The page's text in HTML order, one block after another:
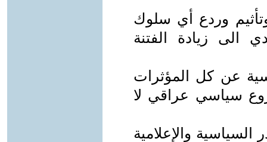
وردع أي سلوك
زيادة الفتنة
عن كل المؤثرات
سياسي عراقي لا
والإعلامية